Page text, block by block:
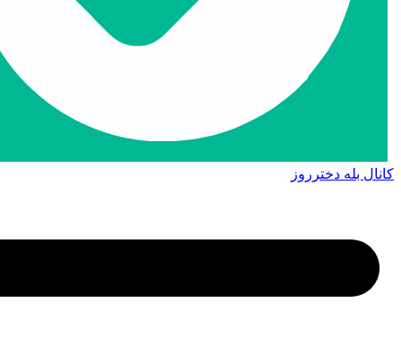
کانال بله دخترروز